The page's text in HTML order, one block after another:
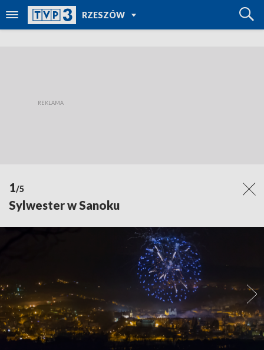
RZESZÓW
POWRÓT DO
TVP REGIONY
1/5
Sylwester w Sanoku